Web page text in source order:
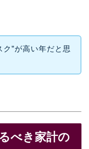
ク”が高い年だと思
べき家計の